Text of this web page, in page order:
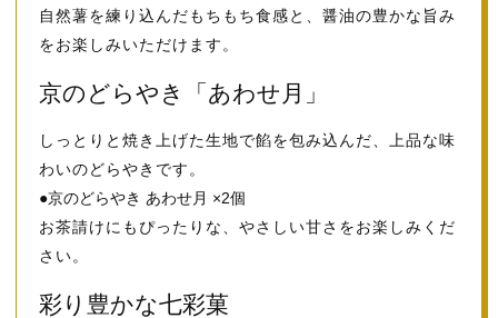
自然薯を練り込んだもちもち食感と、醤油の豊かな旨み
をお楽しみいただけます。
京のどらやき「あわせ月」
しっとりと焼き上げた生地で餡を包み込んだ、上品な味
わいのどらやきです。
●京のどらやき あわせ月 ×2個
お茶請けにもぴったりな、やさしい甘さをお楽しみくだ
さい。
彩り豊かな七彩菓